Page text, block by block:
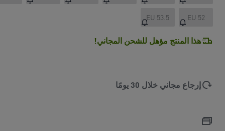
EU 52
EU 53.5
هذا المنتج مؤهل للشحن المجاني!
إرجاع مجاني خلال 30 يومًا